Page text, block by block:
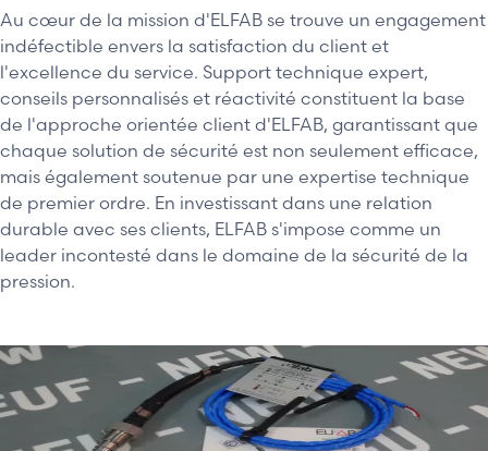
Au cœur de la mission d'ELFAB se trouve un engagement
indéfectible envers la satisfaction du client et
l'excellence du service. Support technique expert,
conseils personnalisés et réactivité constituent la base
de l'approche orientée client d'ELFAB, garantissant que
chaque solution de sécurité est non seulement efficace,
mais également soutenue par une expertise technique
de premier ordre. En investissant dans une relation
durable avec ses clients, ELFAB s'impose comme un
leader incontesté dans le domaine de la sécurité de la
pression.